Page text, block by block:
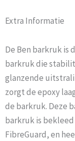
Extra Informatie
De Ben barkruk is
barkruk die
glanzende
zorgt de epoxy
de barkruk. Deze
barkruk is
FibreGuard, en